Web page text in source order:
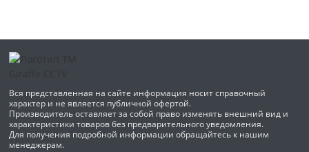
Вся представленная на сайте информация носит справочный
характер и не является публичной офертой.
Производитель оставляет за собой право изменять внешний вид и
характеристики товаров без предварительного уведомления.
Для получения подробной информации обращайтесь к нашим
менеджерам.